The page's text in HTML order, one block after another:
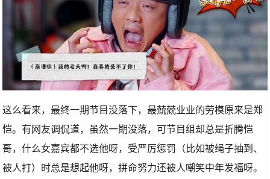
这么看来，最终一期节目没落下，最兢兢业业的劳模原来是郑
恺。有网友调侃道，虽然一期没落，可节目组却总是折腾恺
哥，什么女嘉宾都不选他呀，受严厉惩罚（比如被绳子抽到、
被人打）时总是想起他呀，拼命努力还被人嘲笑中年发福呀。